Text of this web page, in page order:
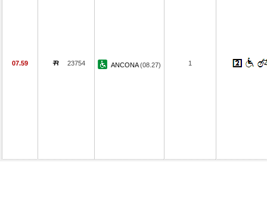
07.59 23754 ANCONA(08.27) 1